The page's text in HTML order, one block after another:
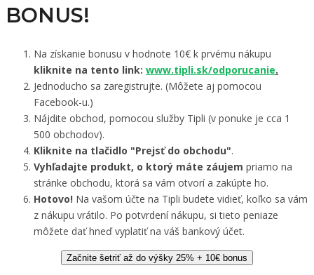
BONUS!
Na získanie bonusu v hodnote 10€ k prvému nákupu
kliknite na tento link: www.tipli.sk/odporucanie.
Jednoducho sa zaregistrujte. (Môžete aj pomocou
Facebook-u.)
Nájdite obchod, pomocou služby Tipli (v ponuke je cca 1
500 obchodov).
Kliknite na tlačidlo "Prejsť do obchodu".
Vyhľadajte produkt, o ktorý máte záujem priamo na
stránke obchodu, ktorá sa vám otvorí a zakúpte ho.
Hotovo! Na vašom účte na Tipli budete vidieť, koľko sa vám
z nákupu vrátilo. Po potvrdení nákupu, si tieto peniaze
môžete dať hneď vyplatiť na váš bankový účet.
Začnite šetriť až do výšky 25% + 10€ bonus